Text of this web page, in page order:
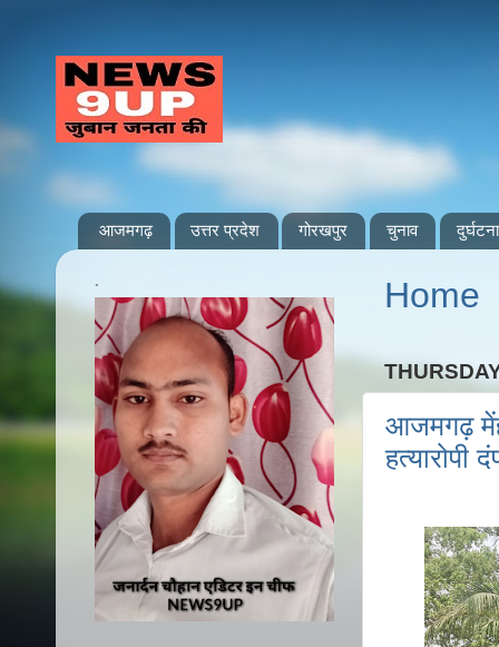
आजमगढ़ उत्तर प्रदेश गोरखपुर चुनाव दुर्घटना
Home
आजमगढ़
हत्यारोपी
.